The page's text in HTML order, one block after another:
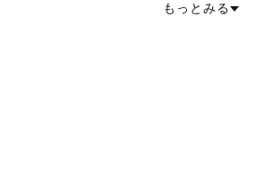
多摩市 稲城市羽村市
もっとみる